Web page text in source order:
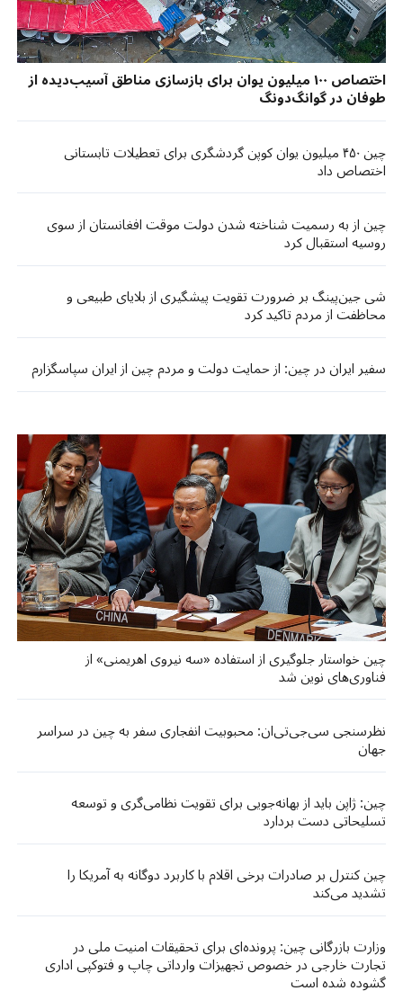
اختصاص ۱۰۰ میلیون یوان برای بازسازی مناطق آسیب‌دیده از
طوفان در گوانگ‌دونگ
چین ۴۵۰ میلیون یوان کوپن گردشگری برای تعطیلات تابستانی
اختصاص داد
چین از به رسمیت شناخته شدن دولت موقت افغانستان از سوی
روسیه استقبال کرد
شی جین‌پینگ بر ضرورت تقویت پیشگیری از بلایای طبیعی و
محاظفت از مردم تاکید کرد
سفیر ایران در چین: از حمایت دولت و مردم چین از ایران سپاسگزارم
چین خواستار جلوگیری از استفاده «سه نیروی اهریمنی» از
فناوری‌های نوین شد
نظرسنجی سی‌جی‌تی‌ان: محبوبیت انفجاری سفر به چین در سراسر
جهان
چین: ژاپن باید از بهانه‌جویی برای تقویت نظامی‌گری و توسعه
تسلیحاتی دست بردارد
چین کنترل بر صادرات برخی اقلام با کاربرد دوگانه به آمریکا را
تشدید می‌کند
وزارت بازرگانی چین: پرونده‌ای برای تحقیقات امنیت ملی در
تجارت خارجی در خصوص تجهیزات وارداتی چاپ و فتوکپی اداری
گشوده شده است